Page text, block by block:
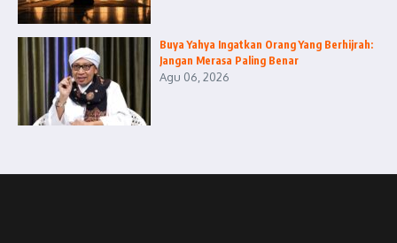
Buya Yahya Ingatkan Orang Yang Berhijrah:
Jangan Merasa Paling Benar
Agu 06, 2026